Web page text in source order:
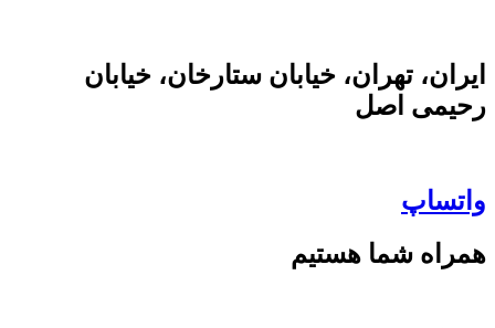
ایران، تهران، خیابان ستارخان، خیابان
رحیمی اصل
واتساپ
همراه شما هستیم